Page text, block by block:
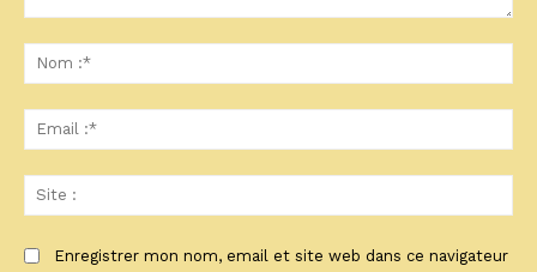
:*
:*
:
Enregistrer mon nom, email et site web dans ce navigateur